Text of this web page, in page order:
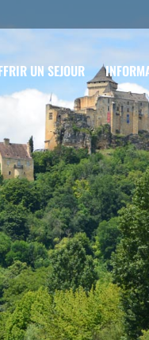
UN SEJOUR